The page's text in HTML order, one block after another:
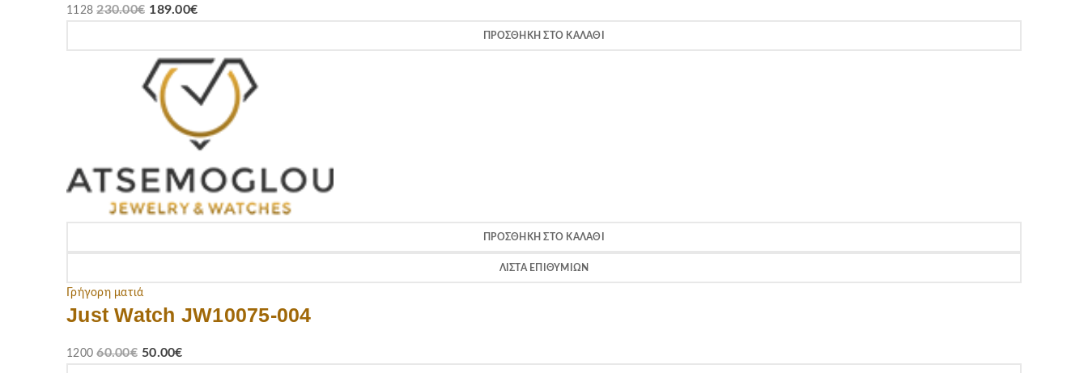
1128 230.00€ 189.00€
ΠΡΟΣΘΉΚΗ ΣΤΟ ΚΑΛΆΘΙ
ΠΡΟΣΘΉΚΗ ΣΤΟ ΚΑΛΆΘΙ
ΛΊΣΤΑ ΕΠΙΘΥΜΙΏΝ
Γρήγορη ματιά
Just Watch JW10075-004
1200 60.00€ 50.00€